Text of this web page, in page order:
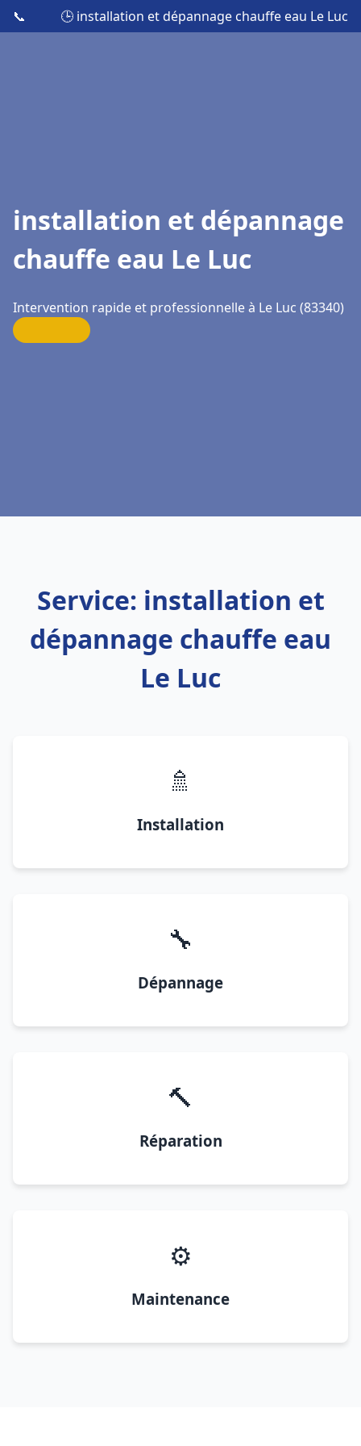
📞 🕒 installation et dépannage chauffe eau Le Luc
installation et dépannage
chauffe eau Le Luc
Intervention rapide et professionnelle à Le Luc (83340)
Service: installation et
dépannage chauffe eau
Le Luc
🚿
Installation
🔧
Dépannage
🔨
Réparation
⚙️
Maintenance